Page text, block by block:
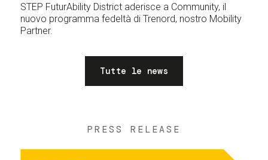
STEP FuturAbility District aderisce a Community, il
nuovo programma fedeltà di Trenord, nostro Mobility
Partner.
Tutte le news
PRESS RELEASE